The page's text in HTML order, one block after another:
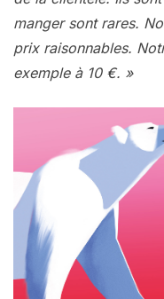
manger sont rares.
prix raisonnables.
exemple à 10 €. »